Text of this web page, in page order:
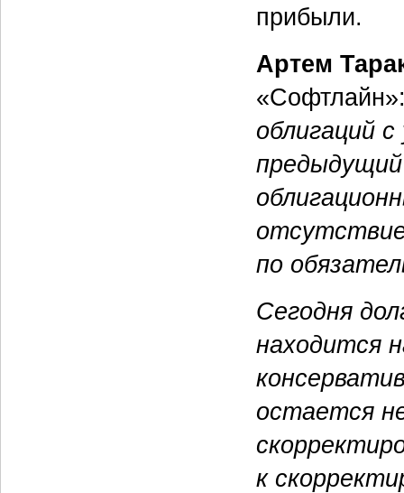
прибыли.
Артем
облигаций
по
Сегодня
находится
остается
к